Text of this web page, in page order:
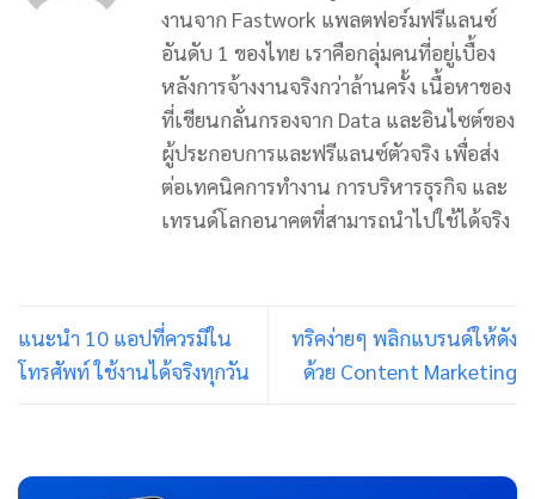
งานจาก Fastwork แพลตฟอร์มฟรีแลนซ์
อันดับ 1 ของไทย เราคือกลุ่มคนที่อยู่เบื้อง
หลังการจ้างงานจริงกว่าล้านครั้ง เนื้อหาของ
ที่เขียนกลั่นกรองจาก Data และอินไซต์ของ
ผู้ประกอบการและฟรีแลนซ์ตัวจริง เพื่อส่ง
ต่อเทคนิคการทำงาน การบริหารธุรกิจ และ
เทรนด์โลกอนาคตที่สามารถนำไปใช้ได้จริง
แนะนำ 10 แอปที่ควรมีใน
โทรศัพท์ ใช้งานได้จริงทุกวัน
ทริคง่ายๆ พลิกแบรนด์ให้ดัง
ด้วย Content Marketing